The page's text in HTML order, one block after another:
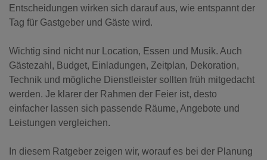
Entscheidungen wirken sich darauf aus, wie entspannt der
Tag für Gastgeber und Gäste wird.
Wichtig sind nicht nur Location, Essen und Musik. Auch
Gästezahl, Budget, Einladungen, Zeitplan, Dekoration,
Technik und mögliche Dienstleister sollten früh mitgedacht
werden. Je klarer der Rahmen der Feier ist, desto
einfacher lassen sich passende Räume, Angebote und
Leistungen vergleichen.
In diesem Ratgeber zeigen wir, worauf es bei der Planung